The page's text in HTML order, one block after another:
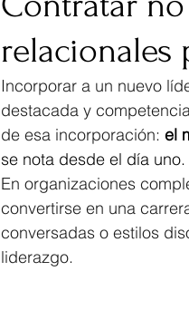
relacionales
Incorporar a un nuevo
destacada y
de esa incorporación: el
se nota desde el día uno.
En organizaciones
convertirse en una
conversadas o estilos
liderazgo.